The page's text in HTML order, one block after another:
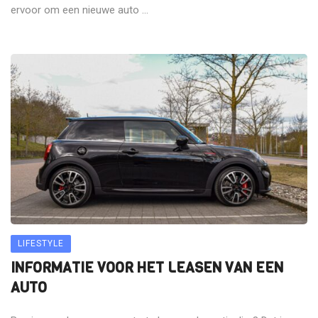
ervoor om een nieuwe auto ...
LIFESTYLE
INFORMATIE VOOR HET LEASEN VAN EEN
AUTO